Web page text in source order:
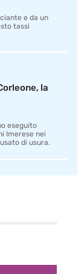
e da un
tassi
la
eseguito
Imerese nei
di usura.